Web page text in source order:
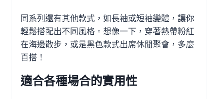
同系列還有其他款式，如長袖或短袖變體，讓你
輕鬆搭配出不同風格。想像一下，穿著熱帶粉紅
在海邊散步，或是黑色款式出席休閒聚會，多麼
百搭！
適合各種場合的實用性